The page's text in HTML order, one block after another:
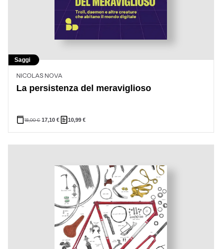
Saggi
NICOLAS NOVA
La persistenza del meraviglioso
18,00€ 17,10€ 10,99 €